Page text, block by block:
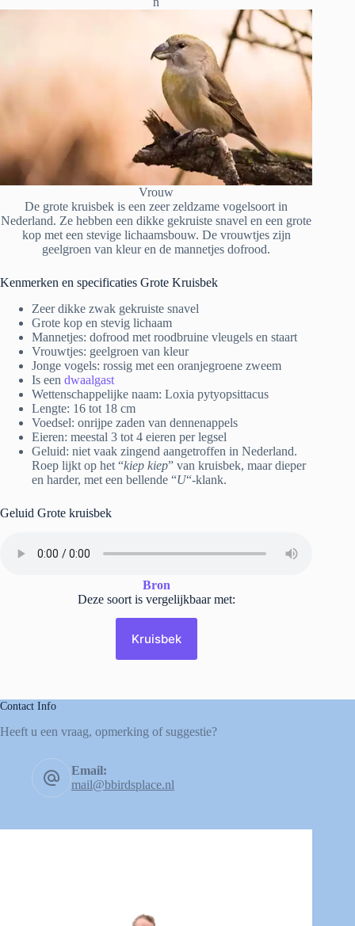
Vrouw
De grote kruisbek is een zeer zeldzame vogelsoort in
Nederland. Ze hebben een dikke gekruiste snavel en een grote
kop met een stevige lichaamsbouw. De vrouwtjes zijn
geelgroen van kleur en de mannetjes dofrood.
Kenmerken en specificaties Grote Kruisbek
Zeer dikke zwak gekruiste snavel
Grote kop en stevig lichaam
Mannetjes: dofrood met roodbruine vleugels en staart
Vrouwtjes: geelgroen van kleur
Jonge vogels: rossig met een oranjegroene zweem
Is een dwaalgast
Wettenschappelijke naam: Loxia pytyopsittacus
Lengte: 16 tot 18 cm
Voedsel: onrijpe zaden van dennenappels
Eieren: meestal 3 tot 4 eieren per legsel
Geluid: niet vaak zingend aangetroffen in Nederland.
Roep lijkt op het “kiep kiep” van kruisbek, maar dieper
en harder, met een bellende “U“-klank.
Geluid Grote kruisbek
Bron
Deze soort is vergelijkbaar met:
Kruisbek
Contact Info
Heeft u een vraag, opmerking of suggestie?
Email:
mail@bbirdsplace.nl